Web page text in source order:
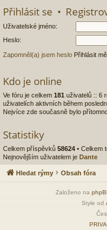
Přihlásit se •
Uživatelské jméno:
Heslo:
Zapomněl(a) jsem heslo Přihlásit
Kdo je online
Ve fóru je celkem 181 uživatelů :: 6
uživatelích aktivních během
Nejvíce zde současně bylo
Statistiky
Celkem příspěvků 58624 • Celkem
Nejnovějším uživatelem je Dante
Hledat rýmy Obsah fóra
Založeno na
Style od